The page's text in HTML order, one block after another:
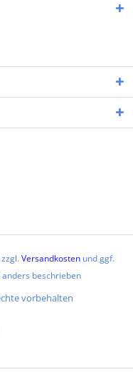
Versandkosten und ggf.
beschrieben
vorbehalten